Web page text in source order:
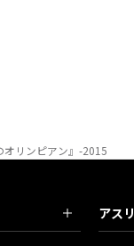
リンピアン』-2015
アス